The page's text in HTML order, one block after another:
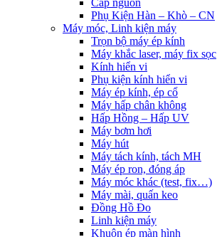
Cấp nguồn
Phụ Kiện Hàn – Khò – CN
Máy móc, Linh kiện máy
Trọn bộ máy ép kính
Máy khắc laser, máy fix sọc
Kính hiển vi
Phụ kiện kính hiển vi
Máy ép kính, ép cổ
Máy hấp chân không
Hấp Hồng – Hấp UV
Máy bơm hơi
Máy hút
Máy tách kính, tách MH
Máy ép ron, đóng áp
Máy móc khác (test, fix…)
Máy mài, quấn keo
Đồng Hồ Đo
Linh kiện máy
Khuôn ép màn hình